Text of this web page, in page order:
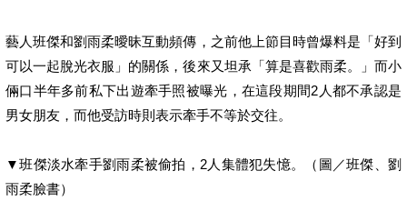
藝人班傑和劉雨柔曖昧互動頻傳，之前他上節目時曾爆料是「好到
可以一起脫光衣服」的關係，後來又坦承「算是喜歡雨柔。」而小
倆口半年多前私下出遊牽手照被曝光，在這段期間2人都不承認是
男女朋友，而他受訪時則表示牽手不等於交往。
▼班傑淡水牽手劉雨柔被偷拍，2人集體犯失憶。（圖／班傑、劉
雨柔臉書）